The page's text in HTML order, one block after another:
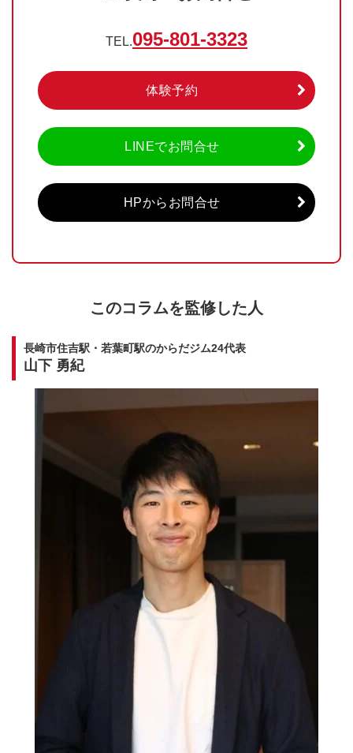
TEL.095-801-3323
体験予約
LINEでお問合せ
HPからお問合せ
このコラムを監修した人
長崎市住吉駅・若葉町駅のからだジム24代表
山下 勇紀